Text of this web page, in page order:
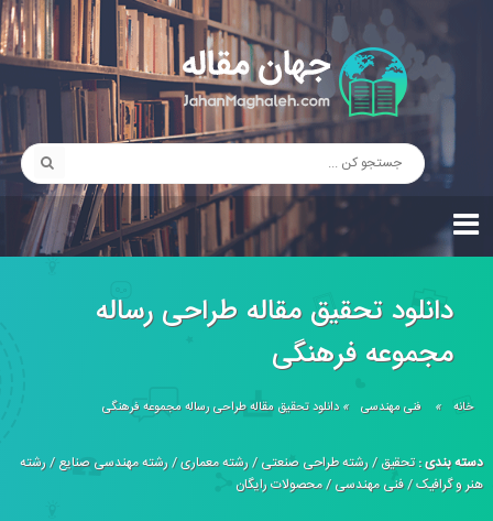
دانلود تحقیق مقاله طراحی رساله
مجموعه فرهنگی
خانه » فنی مهندسی »دانلود تحقیق مقاله طراحی رساله مجموعه فرهنگی
دسته بندی :تحقیق/رشته طراحی صنعتی/رشته معماری/رشته مهندسی صنایع/رشته
هنر و گرافیک/فنی مهندسی/محصولات رایگان